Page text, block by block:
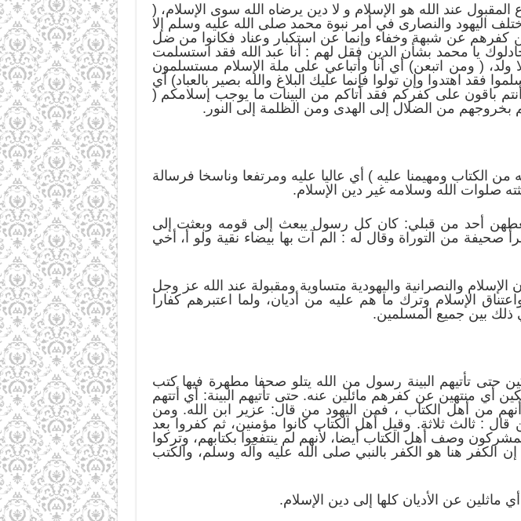
عند الله هو الإسلام و لا دين يرضاه الله سوى الإسلام، (
اليهود والنصارى في أمر نبوة محمد صلى الله عليه وسلم إلا
كفرهم عن شبهة وخفاء وإنما عن استكبار وعناد فكانوا من ضل
يا محمد بشأن الدين فقل لهم : أنا عبد الله فقد استسلمت
( ومن اتبعن) أي أنا وأتباعي على ملة الإسلام مستسلمون
فقد اهتدوا وإن تولوا فإنما عليك البلاغ والله بصير بالعباد) أي
باقون على كفركم فقد آتاكم من البينات ما يوجب إسلامكم (
بخروجهم من الضلال إلى الهدى ومن الظلمة إلى النور.
من الكتاب ومهيمنا عليه ) أي عاليا عليه ومرتفعا وناسخا فرسالة
صلوات الله وسلامه غير دين الإسلام.
أحد من قبلي: كان كل رسول يبعث إلى قومه وبعثت إلى
من التوراة وقال له : الم آت بها بيضاء نقية ولو أ، أخي
والنصرانية واليهودية متساوية ومقبولة عند الله عز وجل
الإسلام وترك ما هم عليه من أديان، ولما اعتبرهم كفارا
ذلك بين جميع المسلمين.
حتى تأتيهم البينة رسول من الله يتلو صحفا مطهرة فيها كتب
أي منتهين عن كفرهم مائلين عنه. حتى تأتيهم البينة: أي أتتهم
من أهل الكتاب ، فمن اليهود من قال: عزير ابن الله. ومن
: ثالث ثلاثة. وقيل أهل الكتاب كانوا مؤمنين، ثم كفروا بعد
وصف أهل الكتاب أيضا، لأنهم لم ينتفعوا بكتابهم، وتركوا
الكفر هنا هو الكفر بالنبي صلى الله عليه وآله وسلم، والكتب
ماثلين عن الأديان كلها إلى دين الإسلام.